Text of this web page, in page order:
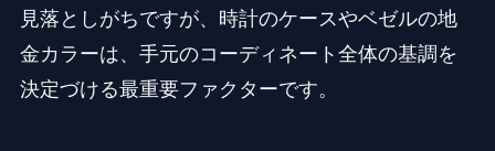
見落としがちですが、時計のケースやベゼルの地
金カラーは、手元のコーディネート全体の基調を
決定づける最重要ファクターです。